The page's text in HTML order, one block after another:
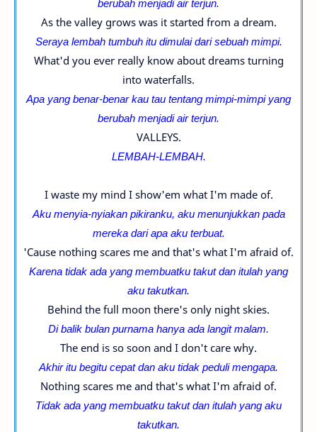
berubah menjadi air terjun.
As the valley grows was it started from a dream.
Seraya lembah tumbuh itu dimulai dari sebuah mimpi.
What'd you ever really know about dreams turning
into waterfalls.
Apa yang benar-benar kau tau tentang mimpi-mimpi yang
berubah menjadi air terjun.
VALLEYS.
LEMBAH-LEMBAH.
I waste my mind I show'em what I'm made of.
Aku menyia-nyiakan pikiranku, aku menunjukkan pada
mereka dari apa aku terbuat.
'Cause nothing scares me and that's what I'm afraid of.
Karena tidak ada yang membuatku takut dan itulah yang
aku takutkan.
Behind the full moon there's only night skies.
Di balik bulan purnama hanya ada langit malam.
The end is so soon and I don't care why.
Akhir itu begitu cepat dan aku tidak peduli mengapa.
Nothing scares me and that's what I'm afraid of.
Tidak ada yang membuatku takut dan itulah yang aku
takutkan.